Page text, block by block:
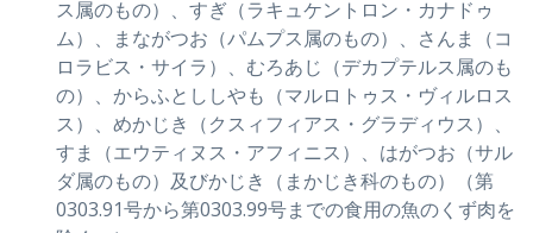
ス属のもの）、すぎ（ラキュケントロン・カナドゥ
ム）、まながつお（パムプス属のもの）、さんま（コ
ロラビス・サイラ）、むろあじ（デカプテルス属のも
の）、からふとししやも（マルロトゥス・ヴィルロス
ス）、めかじき（クスィフィアス・グラディウス）、
すま（エウティヌス・アフィニス）、はがつお（サル
ダ属のもの）及びかじき（まかじき科のもの）（第
0303.91号から第0303.99号までの食用の魚のくず肉を